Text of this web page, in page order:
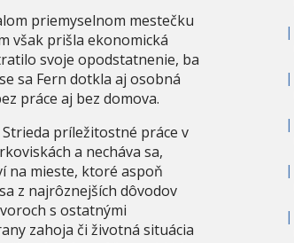
priemyselnom mestečku
však prišla ekonomická
svoje opodstatnenie, ba
sa Fern dotkla aj osobná
práce aj bez domova.
príležitostné práce v
a necháva sa,
na mieste, ktoré aspoň
z najrôznejších dôvodov
s ostatnými
zahoja či životná situácia
|
|
|
|
|